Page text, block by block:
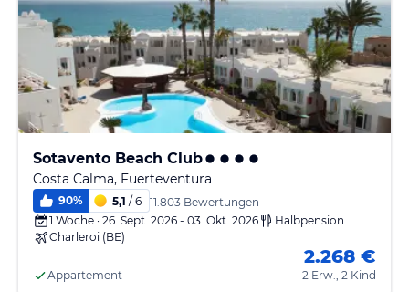
Sotavento Beach Club
Costa Calma, Fuerteventura
90% 5,1 / 6 11.803 Bewertungen
1 Woche · 26. Sept. 2026 - 03. Okt. 2026
Halbpension
Charleroi (BE)
Appartement
2.268 €
2 Erw., 2 Kind